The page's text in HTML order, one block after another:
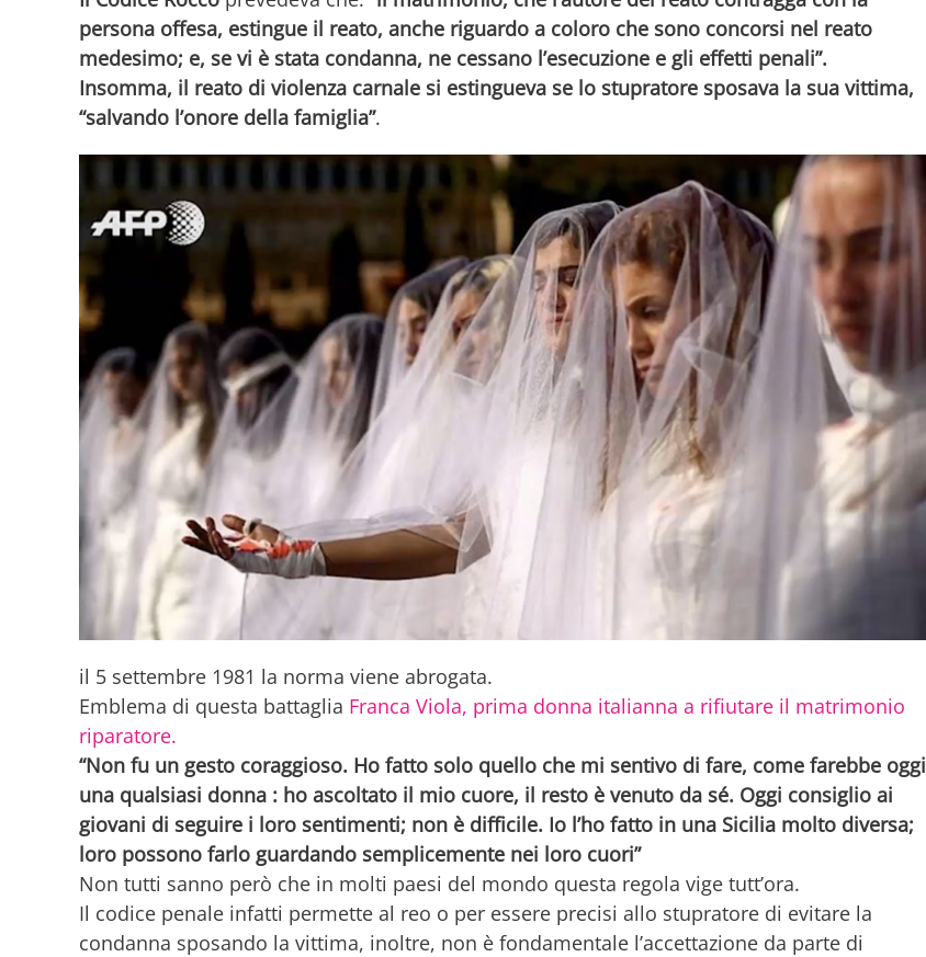
persona offesa, estingue il reato, anche riguardo a coloro che sono concorsi nel reato
medesimo; e, se vi è stata condanna, ne cessano l’esecuzione e gli effetti penali”.
Insomma, il reato di violenza carnale si estingueva se lo stupratore sposava la sua vittima,
“salvando l’onore della famiglia”.
il 5 settembre 1981 la norma viene abrogata.
Emblema di questa battaglia Franca Viola, prima donna italianna a rifiutare il matrimonio
riparatore.
“Non fu un gesto coraggioso. Ho fatto solo quello che mi sentivo di fare, come farebbe oggi
una qualsiasi donna : ho ascoltato il mio cuore, il resto è venuto da sé. Oggi consiglio ai
giovani di seguire i loro sentimenti; non è difficile. Io l’ho fatto in una Sicilia molto diversa;
loro possono farlo guardando semplicemente nei loro cuori”
Non tutti sanno però che in molti paesi del mondo questa regola vige tutt’ora.
Il codice penale infatti permette al reo o per essere precisi allo stupratore di evitare la
condanna sposando la vittima, inoltre, non è fondamentale l’accettazione da parte di